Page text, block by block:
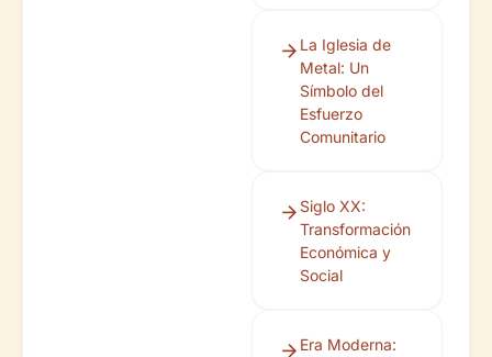
La Iglesia de
Metal: Un
Símbolo del
Esfuerzo
Comunitario
Siglo XX:
Transformación
Económica y
Social
Era Moderna: